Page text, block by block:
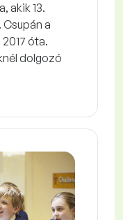
akik 13.
a
óta.
dolgozó